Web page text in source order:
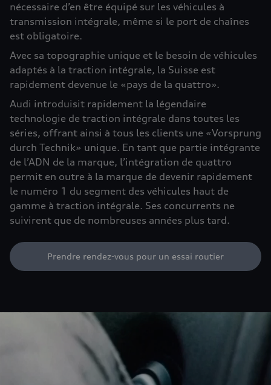
nécessaire d’en être équipé sur les véhicules à
transmission intégrale, même si le port de chaînes
est obligatoire.
Avec sa topographie unique et le besoin de véhicules
adaptés à la traction intégrale, la Suisse est
rapidement devenue le «pays de la quattro».
Audi introduisit rapidement la légendaire
technologie de traction intégrale dans toutes les
séries, offrant ainsi à tous les clients une «Vorsprung
durch Technik» unique. En tant que partie intégrante
de l’ADN de la marque, l’intégration de quattro
permit en outre à la marque de devenir rapidement
le numéro 1 du segment des véhicules haut de
gamme à traction intégrale. Ses concurrents ne
suivirent que de nombreuses années plus tard.
Prendre rendez-vous pour un essai routier